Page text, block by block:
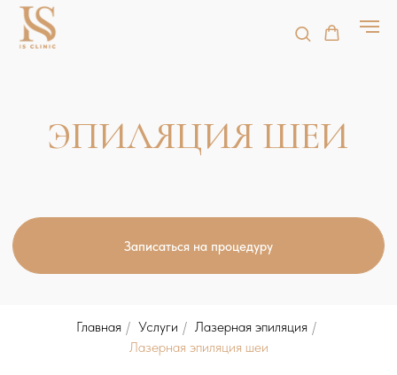
Главная / Услуги / Лазерная эпиляция /
Лазерная эпиляция шеи
ЧТО ТАКОЕ ЛАЗЕРНАЯ